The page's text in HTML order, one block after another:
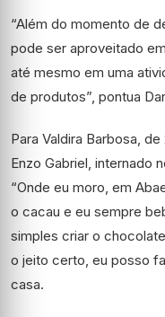
“Além do momento de
pode ser aproveitado
até mesmo em uma
de produtos”, pontua
Para Valdira Barbosa,
Enzo Gabriel, internado
“Onde eu moro, em
o cacau e eu sempre
simples criar o
o jeito certo, eu posso
casa.